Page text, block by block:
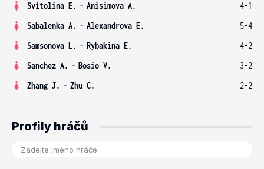
Svitolina E. - Anisimova A.
4-1
Sabalenka A. - Alexandrova E.
5-4
Samsonova L. - Rybakina E.
4-2
Sanchez A. - Bosio V.
3-2
Zhang J. - Zhu C. 2-2
Profily hráčů